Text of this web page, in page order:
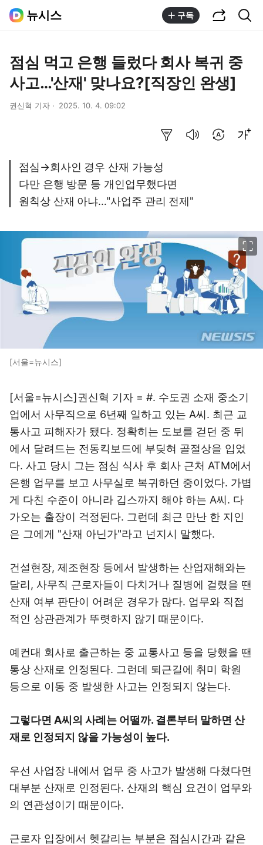
뉴시스 구독
점심 먹고 은행 들렀다 회사 복귀 중
사고…'산재' 맞나요?[직장인 완생]
권신혁 기자 2025. 10. 4. 09:02
점심→회사인 경우 산재 가능성
다만 은행 방문 등 개인업무했다면
원칙상 산재 아냐…"사업주 관리 전제"
[서울=뉴시스]
[서울=뉴시스]권신혁 기자 = #. 수도권 소재 중소기
업에서 사무직으로 6년째 일하고 있는 A씨. 최근 교
통사고 피해자가 됐다. 정확히는 도보를 걷던 중 뒤
에서 달려드는 전동킥보드에 부딪혀 골절상을 입었
다. 사고 당시 그는 점심 식사 후 회사 근처 ATM에서
은행 업무를 보고 사무실로 복귀하던 중이었다. 가볍
게 다친 수준이 아니라 깁스까지 해야 하는 A씨. 다
가오는 출장이 걱정된다. 그런데 최근 만난 한 지인
은 그에게 "산재 아닌가"라고 넌지시 말했다.
건설현장, 제조현장 등에서 발생하는 산업재해와는
달리, 사무직 근로자들이 다치거나 질병에 걸렸을 땐
산재 여부 판단이 어려운 경우가 많다. 업무와 직접
적인 상관관계가 뚜렷하지 않기 때문이다.
예컨대 회사로 출근하는 중 교통사고 등을 당했을 땐
통상 산재로 인정된다. 그런데 퇴근길에 취미 학원
등으로 이동 중 발생한 사고는 인정되지 않는다.
그렇다면 A씨의 사례는 어떨까. 결론부터 말하면 산
재로 인정되지 않을 가능성이 높다.
우선 사업장 내에서 업무 중 사고가 발생해 다쳤다면
대부분 산재로 인정된다. 산재의 핵심 요건이 업무와
의 연관성이기 때문이다.
근로자 입장에서 헷갈리는 부분은 점심시간과 같은